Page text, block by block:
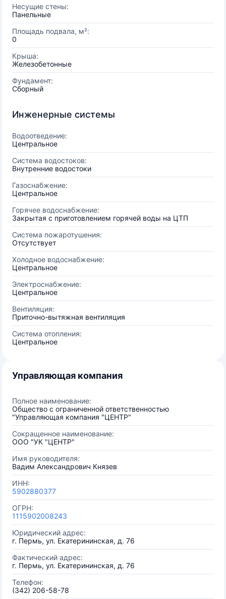
Несущие стены:
Панельные
Площадь подвала, м²:
0
Крыша:
Железобетонные
Фундамент:
Сборный
Инженерные системы
Водоотведение:
Центральное
Система водостоков:
Внутренние водостоки
Газоснабжение:
Центральное
Горячее водоснабжение:
Закрытая с приготовлением горячей воды на ЦТП
Система пожаротушения:
Отсутствует
Холодное водоснабжение:
Центральное
Электроснабжение:
Центральное
Вентиляция:
Приточно-вытяжная вентиляция
Система отопления:
Центральное
Управляющая компания
Полное наименование:
Общество с ограниченной ответственностью
"Управляющая компания "ЦЕНТР"
Сокращенное наименование:
ООО "УК "ЦЕНТР"
Имя руководителя:
Вадим Александрович Князев
ИНН:
5902880377
ОГРН:
1115902008243
Юридический адрес:
г. Пермь, ул. Екатерининская, д. 76
Фактический адрес:
г. Пермь, ул. Екатерининская, д. 76
Телефон:
(342) 206-58-78